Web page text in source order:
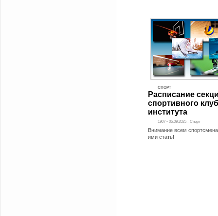
СПОРТ
Расписание
спортивного
института
1907 • 05.09.2025 - Спорт
Внимание всем
ими стать!